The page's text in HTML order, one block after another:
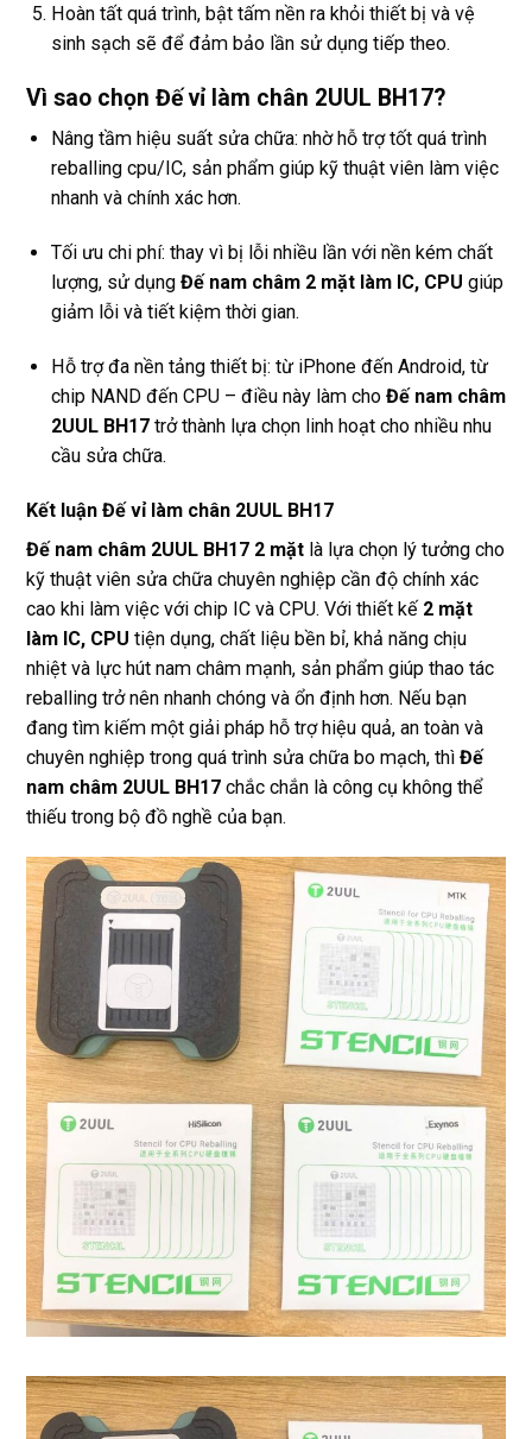
Hoàn tất quá trình, bật tấm nền ra khỏi thiết bị và vệ
sinh sạch sẽ để đảm bảo lần sử dụng tiếp theo.
Vì sao chọn Đế vỉ làm chân 2UUL BH17?
Nâng tầm hiệu suất sửa chữa: nhờ hỗ trợ tốt quá trình
reballing cpu/IC, sản phẩm giúp kỹ thuật viên làm việc
nhanh và chính xác hơn.
Tối ưu chi phí: thay vì bị lỗi nhiều lần với nền kém chất
lượng, sử dụng Đế nam châm 2 mặt làm IC, CPU giúp
giảm lỗi và tiết kiệm thời gian.
Hỗ trợ đa nền tảng thiết bị: từ iPhone đến Android, từ
chip NAND đến CPU – điều này làm cho Đế nam châm
2UUL BH17 trở thành lựa chọn linh hoạt cho nhiều nhu
cầu sửa chữa.
Kết luận Đế vỉ làm chân 2UUL BH17
Đế nam châm 2UUL BH17 2 mặt là lựa chọn lý tưởng cho
kỹ thuật viên sửa chữa chuyên nghiệp cần độ chính xác
cao khi làm việc với chip IC và CPU. Với thiết kế 2 mặt
làm IC, CPU tiện dụng, chất liệu bền bỉ, khả năng chịu
nhiệt và lực hút nam châm mạnh, sản phẩm giúp thao tác
reballing trở nên nhanh chóng và ổn định hơn. Nếu bạn
đang tìm kiếm một giải pháp hỗ trợ hiệu quả, an toàn và
chuyên nghiệp trong quá trình sửa chữa bo mạch, thì Đế
nam châm 2UUL BH17 chắc chắn là công cụ không thể
thiếu trong bộ đồ nghề của bạn.